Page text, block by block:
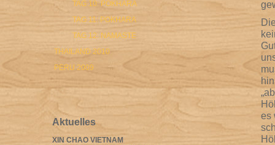
es
TAG 10: POKHARA
TAG 11: POKHARA
TAG 12: NAMASTE
THAILAND 2010
PERU 2009
Aktuelles
XIN CHAO VIETNAM